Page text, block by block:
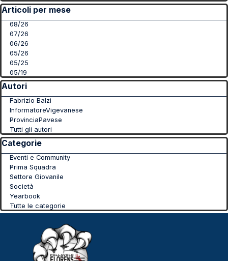
Salta blocco Articoli per mese
Articoli per mese
08/26
07/26
06/26
05/26
05/25
05/19
Salta blocco Autori
Autori
Fabrizio Balzi
InformatoreVigevanese
ProvinciaPavese
Tutti gli autori
Salta blocco Categorie
Categorie
Eventi e Community
Prima Squadra
Settore Giovanile
Società
Yearbook
Tutte le categorie